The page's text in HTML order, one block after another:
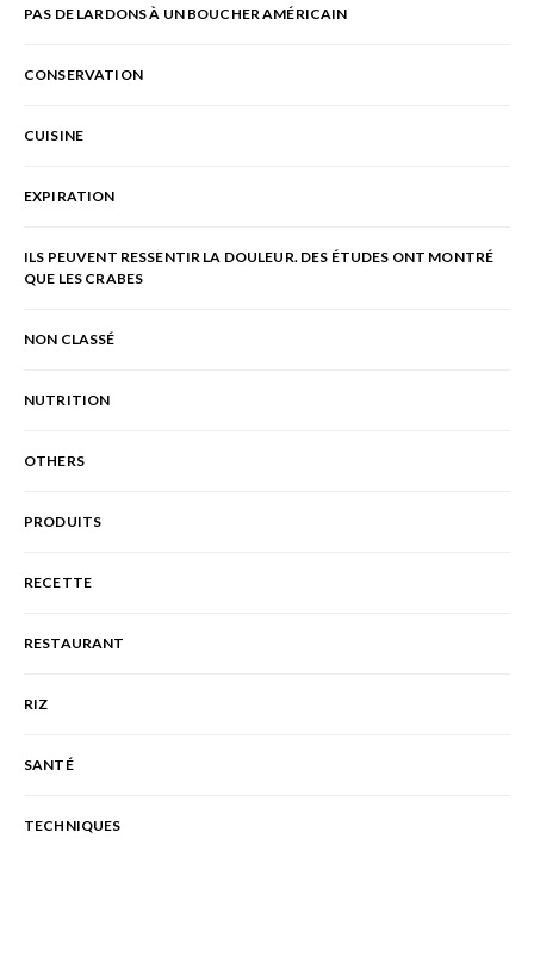
PAS DE LARDONS À UN BOUCHER AMÉRICAIN
CONSERVATION
CUISINE
EXPIRATION
ILS PEUVENT RESSENTIR LA DOULEUR. DES ÉTUDES ONT MONTRÉ
QUE LES CRABES
NON CLASSÉ
NUTRITION
OTHERS
PRODUITS
RECETTE
RESTAURANT
RIZ
SANTÉ
TECHNIQUES